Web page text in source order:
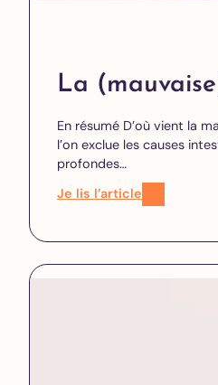
La
En résumé D’où vient la
l’on exclue les causes
profondes…
Je lis l’article